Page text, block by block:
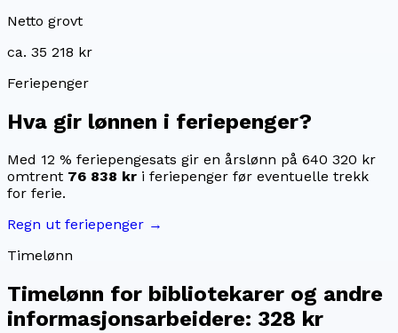
Netto grovt
ca. 35 218 kr
Feriepenger
Hva gir lønnen i feriepenger?
Med 12 % feriepengesats gir en årslønn på 640 320 kr
omtrent 76 838 kr i feriepenger før eventuelle trekk
for ferie.
Regn ut feriepenger →
Timelønn
Timelønn for bibliotekarer og andre
informasjonsarbeidere: 328 kr